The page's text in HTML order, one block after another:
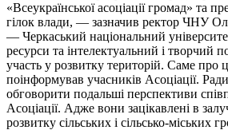
«Всеукраїнської асоціації громад» та
гілок влади, — зазначив ректор ЧНУ
— Черкаський національний
ресурси та інтелектуальний і творчий
участь у розвитку територій. Саме про
поінформував учасників Асоціації.
обговорити подальші перспективи
Асоціації. Адже вони зацікавлені в
розвитку сільських і сільсько-міських